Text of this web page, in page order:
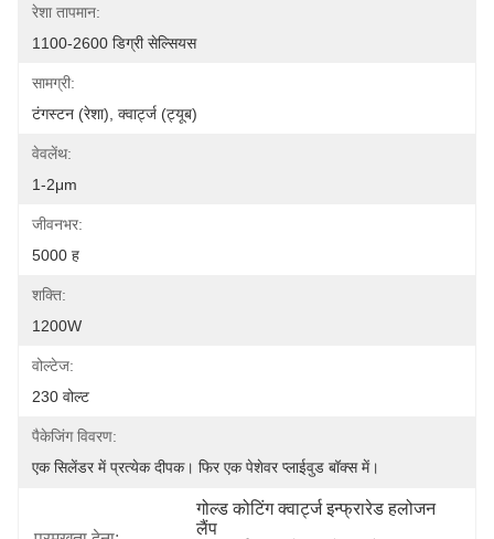
रेशा तापमान:
1100-2600 डिग्री सेल्सियस
सामग्री:
टंगस्टन (रेशा), क्वार्ट्ज (ट्यूब)
वेवलेंथ:
1-2μm
जीवनभर:
5000 ह
शक्ति:
1200W
वोल्टेज:
230 वोल्ट
पैकेजिंग विवरण:
एक सिलेंडर में प्रत्येक दीपक। फिर एक पेशेवर प्लाईवुड बॉक्स में।
गोल्ड कोटिंग क्वार्ट्ज इन्फ्रारेड हलोजन
लैंप